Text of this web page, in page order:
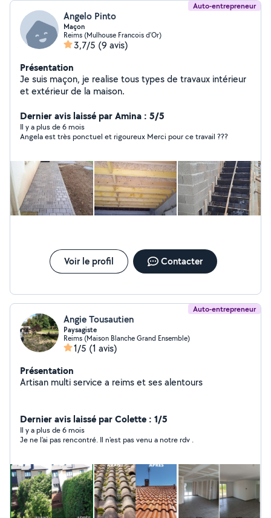
Auto-entrepreneur
Angelo Pinto
Maçon
Reims (Mulhouse Francois d'Or)
3,7/5 (9 avis)
Présentation
Je suis maçon, je realise tous types de travaux intérieur
et extérieur de la maison.
Dernier avis laissé par Amina : 5/5
Il y a plus de 6 mois
Angela est très ponctuel et rigoureux Merci pour ce travail ???
Voir le profil Contacter
Auto-entrepreneur
Angie Tousautien
Paysagiste
Reims (Maison Blanche Grand Ensemble)
1/5 (1 avis)
Présentation
Artisan multi service a reims et ses alentours
Dernier avis laissé par Colette : 1/5
Il y a plus de 6 mois
Je ne l'ai pas rencontré. Il n'est pas venu a notre rdv .